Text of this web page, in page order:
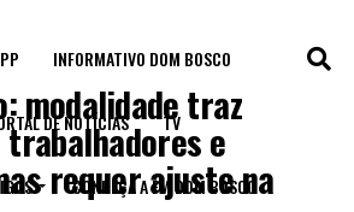
INFORMATIVO DOM BOSCO
DE NOTÍCIAS TV
CONHEÇA A FM DOM BOSCO
modalidade traz
e
requer ajuste na